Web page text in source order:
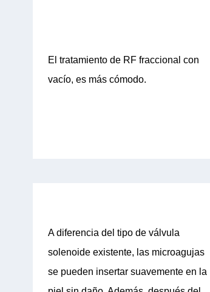
El tratamiento de RF fraccional con
vacío, es más cómodo.
A diferencia del tipo de válvula
solenoide existente, las microagujas
se pueden insertar suavemente en la